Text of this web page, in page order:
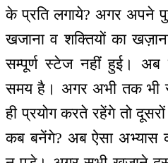
के प्रति लगाये? अगर अपने
खजाना व शक्तियों का
सम्पूर्ण स्टेज नहीं हुई। अब
समय है। अगर अभी तक भी
ही प्रयोग करते रहेंगे तो
कब बनेंगे? अब ऐसा अभ्यास